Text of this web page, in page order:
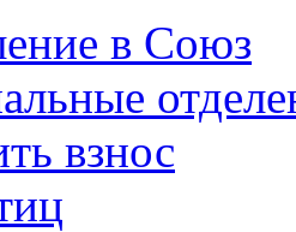
в Союз
взнос